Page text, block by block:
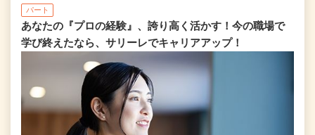
パート
あなたの『プロの経験』、誇り高く活かす！今の職場で
学び終えたなら、サリーレでキャリアアップ！